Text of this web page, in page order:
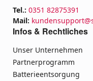
Tel.: 0351 82875391
Mail:
Infos & Rechtliches
Unser Unternehmen
Partnerprogramm
Batterieentsorgung